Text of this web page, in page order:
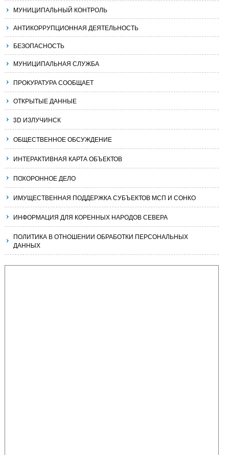
МУНИЦИПАЛЬНЫЙ КОНТРОЛЬ
АНТИКОРРУПЦИОННАЯ ДЕЯТЕЛЬНОСТЬ
БЕЗОПАСНОСТЬ
МУНИЦИПАЛЬНАЯ СЛУЖБА
ПРОКУРАТУРА СООБЩАЕТ
ОТКРЫТЫЕ ДАННЫЕ
3D ИЗЛУЧИНСК
ОБЩЕСТВЕННОЕ ОБСУЖДЕНИЕ
ИНТЕРАКТИВНАЯ КАРТА ОБЪЕКТОВ
ПОХОРОННОЕ ДЕЛО
ИМУЩЕСТВЕННАЯ ПОДДЕРЖКА СУБЪЕКТОВ МСП И СОНКО
ИНФОРМАЦИЯ ДЛЯ КОРЕННЫХ НАРОДОВ СЕВЕРА
ПОЛИТИКА В ОТНОШЕНИИ ОБРАБОТКИ ПЕРСОНАЛЬНЫХ
ДАННЫХ